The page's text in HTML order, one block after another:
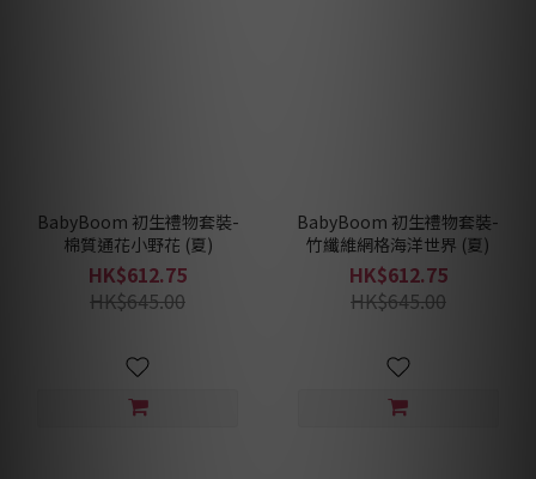
BabyBoom 初生禮物套裝-
棉質通花小野花 (夏)
HK$612.75
HK$645.00
BabyBoom 初生禮物套裝-
竹纖維網格海洋世界 (夏)
HK$612.75
HK$645.00